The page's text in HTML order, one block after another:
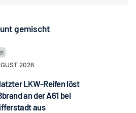
gemischt
2026
LKW-Reifen löst
an der A61 bei
aus